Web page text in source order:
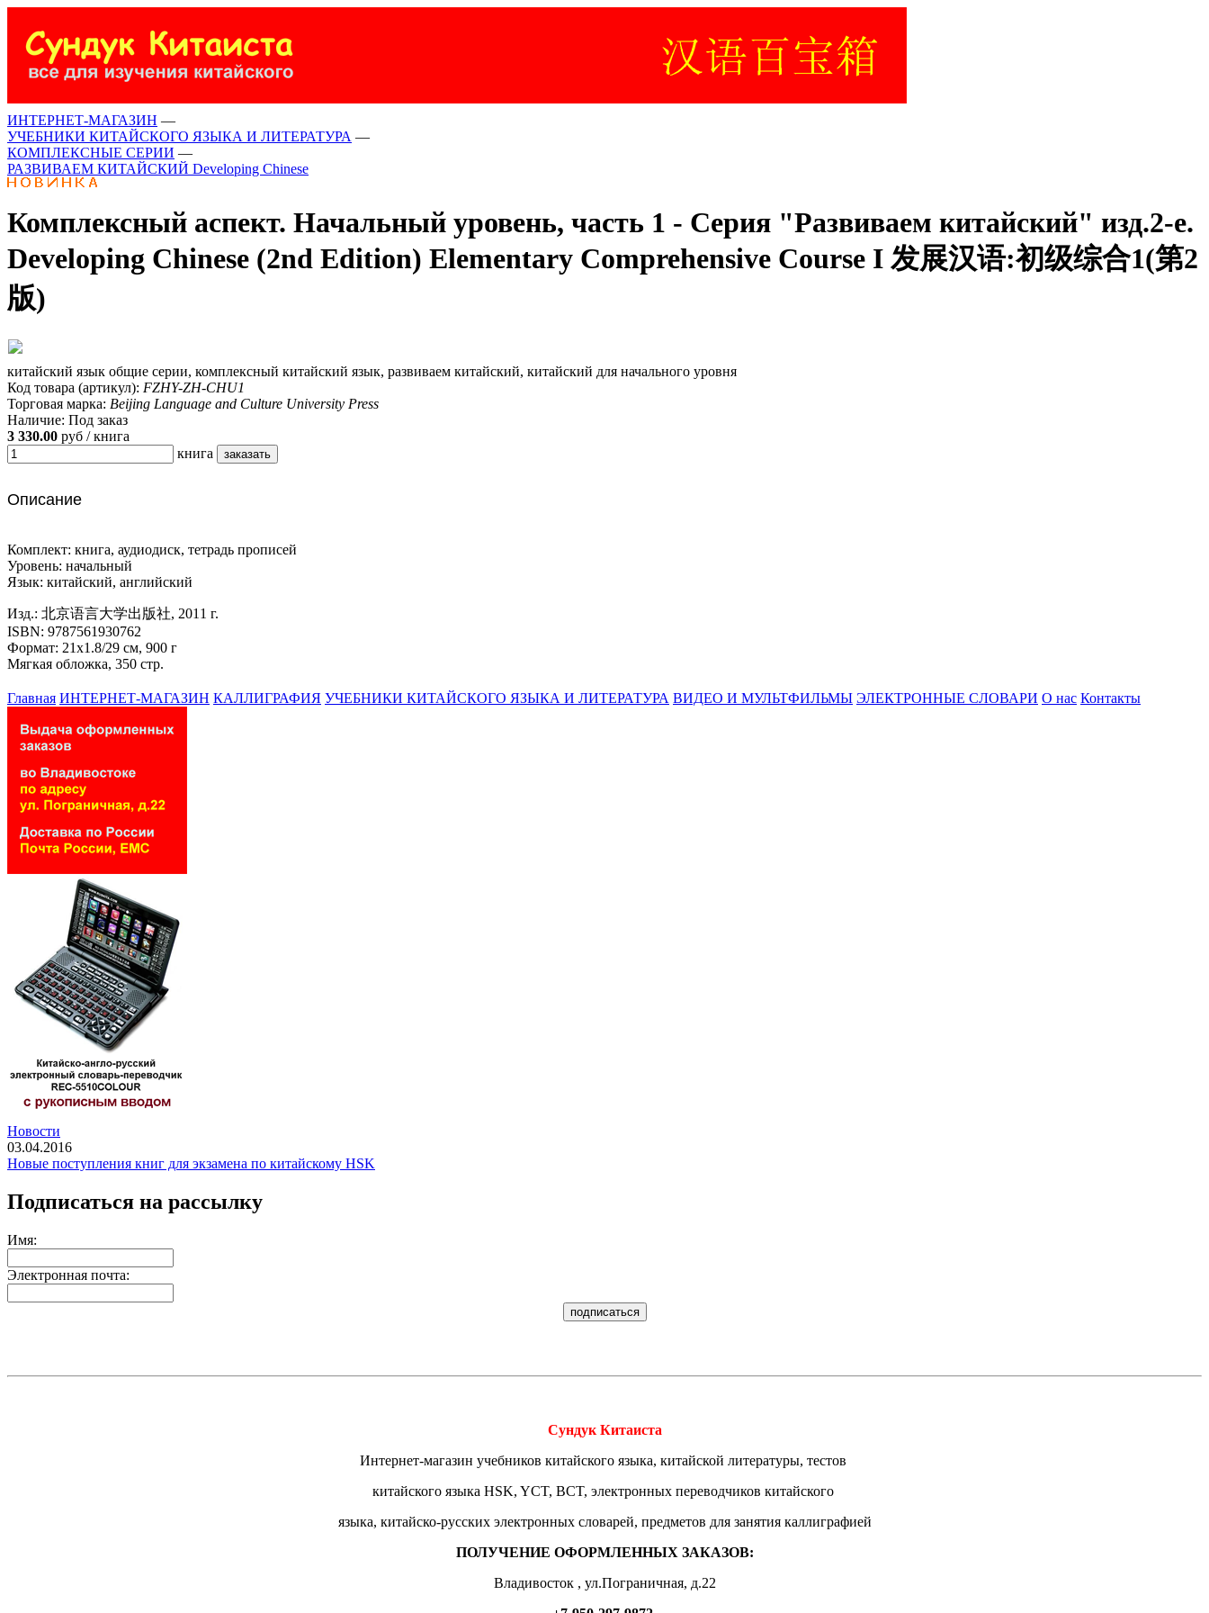
ИНТЕРНЕТ-МАГАЗИН —
УЧЕБНИКИ КИТАЙСКОГО ЯЗЫКА И ЛИТЕРАТУРА —
КОМПЛЕКСНЫЕ СЕРИИ —
РАЗВИВАЕМ КИТАЙСКИЙ Developing Chinese
Комплексный аспект. Начальный уровень, часть 1 - Серия "Развиваем китайский" изд.2-е.
Developing Chinese (2nd Edition) Elementary Comprehensive Course I 发展汉语:初级综合1(第2
版)
китайский язык общие серии, комплексный китайский язык, развиваем китайский, китайский для начального уровня
Код товара (артикул): FZHY-ZH-CHU1
Торговая марка: Beijing Language and Culture University Press
Наличие: Под заказ
3 330.00 руб / книга
книга
Описание
Комплект: книга, аудиодиск, тетрадь прописей
Уровень: начальный
Язык: китайский, английский
Изд.: 北京语言大学出版社, 2011 г.
ISBN: 9787561930762
Формат: 21x1.8/29 см, 900 г
Мягкая обложка, 350 стр.
Главная ИНТЕРНЕТ-МАГАЗИН КАЛЛИГРАФИЯ УЧЕБНИКИ КИТАЙСКОГО ЯЗЫКА И ЛИТЕРАТУРА ВИДЕО И МУЛЬТФИЛЬМЫ ЭЛЕКТРОННЫЕ СЛОВАРИ О нас Контакты
Новости
03.04.2016
Новые поступления книг для экзамена по китайскому HSK
Подписаться на рассылку
Имя:
Электронная почта:
Сундук Китаиста
Интернет-магазин учебников китайского языка, китайской литературы, тестов
китайского языка HSK, YCT, BCT, электронных переводчиков китайского
языка, китайско-русских электронных словарей, предметов для занятия каллиграфией
ПОЛУЧЕНИЕ ОФОРМЛЕННЫХ ЗАКАЗОВ:
Владивосток , ул.Пограничная, д.22